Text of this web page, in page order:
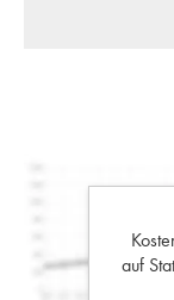
auf